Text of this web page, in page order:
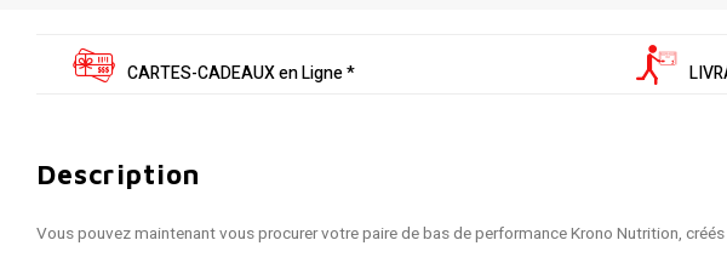
CARTES-CADEAUX en Ligne *
Description
Vous pouvez maintenant vous procurer votre paire de bas de performance Krono Nutrition,